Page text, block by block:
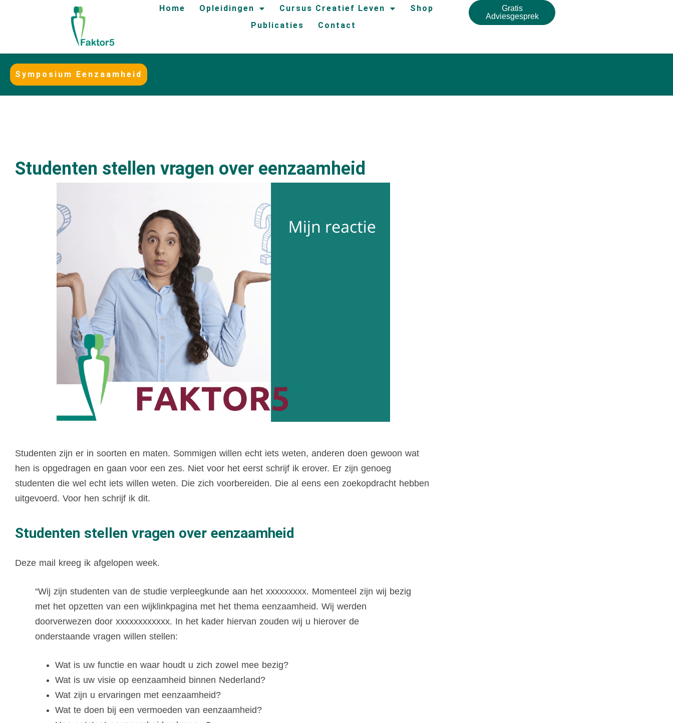
Home Opleidingen Cursus Creatief Leven
Shop
Publicaties
Contact
Gratis
Adviesgesprek
Symposium Eenzaamheid
Studenten stellen vragen over eenzaamheid
Studenten zijn er in soorten en maten. Sommigen willen echt iets weten, anderen doen gewoon wat
hen is opgedragen en gaan voor een zes. Niet voor het eerst schrijf ik erover. Er zijn genoeg
studenten die wel echt iets willen weten. Die zich voorbereiden. Die al eens een zoekopdracht hebben
uitgevoerd. Voor hen schrijf ik dit.
Studenten stellen vragen over eenzaamheid
Deze mail kreeg ik afgelopen week.
“Wij zijn studenten van de studie verpleegkunde aan het xxxxxxxxx. Momenteel zijn wij bezig
met het opzetten van een wijklinkpagina met het thema eenzaamheid. Wij werden
doorverwezen door xxxxxxxxxxxx. In het kader hiervan zouden wij u hierover de
onderstaande vragen willen stellen:
Wat is uw functie en waar houdt u zich zowel mee bezig?
Wat is uw visie op eenzaamheid binnen Nederland?
Wat zijn u ervaringen met eenzaamheid?
Wat te doen bij een vermoeden van eenzaamheid?